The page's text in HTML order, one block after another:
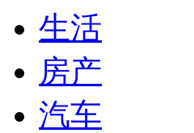
生活
房产
汽车